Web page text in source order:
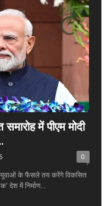
में पीएम मोदी
0
युवाओं के फैसले तय करेंगे विकसित
देश में निर्माण...